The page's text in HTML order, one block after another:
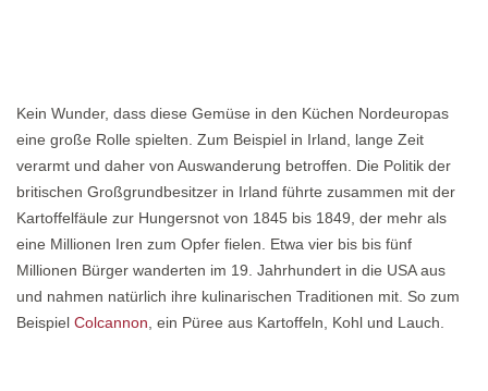
Kein Wunder, dass diese Gemüse in den Küchen Nordeuropas
eine große Rolle spielten. Zum Beispiel in Irland, lange Zeit
verarmt und daher von Auswanderung betroffen. Die Politik der
britischen Großgrundbesitzer in Irland führte zusammen mit der
Kartoffelfäule zur Hungersnot von 1845 bis 1849, der mehr als
eine Millionen Iren zum Opfer fielen. Etwa vier bis bis fünf
Millionen Bürger wanderten im 19. Jahrhundert in die USA aus
und nahmen natürlich ihre kulinarischen Traditionen mit. So zum
Beispiel Colcannon , ein Püree aus Kartoffeln, Kohl und Lauch.